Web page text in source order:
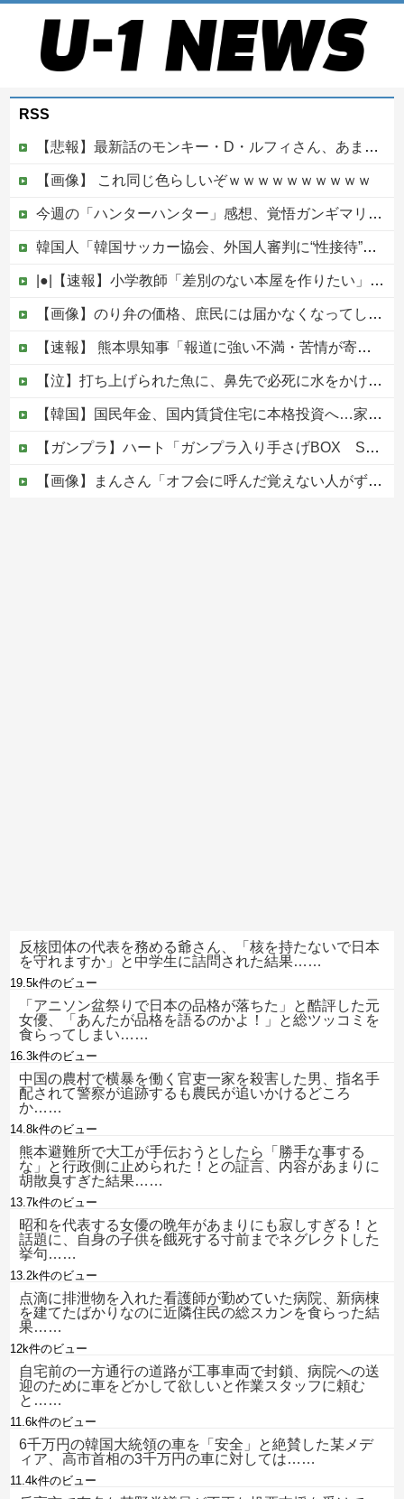
RSS
【悲報】最新話のモンキー・D・ルフィさん、あまりにも情けなさ過ぎて炎上ｗｗｗ
【画像】 これ同じ色らしいぞｗｗｗｗｗｗｗｗｗｗ
今週の「ハンターハンター」感想、覚悟ガンギマリのベンジャミン王子、好感度がストップ高すぎる。もうこいつが王でいいだろｗｗ【417話】
韓国人「韓国サッカー協会、外国人審判に“性接待”報道・・・」→「2002年の審判買収が事実だったのか？」「日本人が言ってたこと正しかったね・・・...
|●|【速報】小学教師「差別のない本屋を作りたい」ヘイト本と認定して排除する差別はきれいな差別ｗｗｗ
【画像】のり弁の価格、庶民には届かなくなってしまう他
【速報】 熊本県知事「報道に強い不満・苦情が寄せられている」→TBSの報道特集がまさにそれな件
【泣】打ち上げられた魚に、鼻先で必死に水をかけてあげる犬が話題
【韓国】国民年金、国内賃貸住宅に本格投資へ…家賃上昇を見込む
【ガンプラ】ハート「ガンプラ入り手さげBOX SDEXスタンダード ガンダムエアリアル (クリアカラー)」【再販決定】
【画像】まんさん「オフ会に呼んだ覚えない人がずっといたので晒すわ」（パシャ）
反核団体の代表を務める爺さん、「核を持たないで日本
を守れますか」と中学生に詰問された結果……
19.5k件のビュー
「アニソン盆祭りで日本の品格が落ちた」と酷評した元
女優、「あんたが品格を語るのかよ！」と総ツッコミを
食らってしまい……
16.3k件のビュー
中国の農村で横暴を働く官吏一家を殺害した男、指名手
配されて警察が追跡するも農民が追いかけるどころ
か……
14.8k件のビュー
熊本避難所で大工が手伝おうとしたら「勝手な事する
な」と行政側に止められた！との証言、内容があまりに
胡散臭すぎた結果……
13.7k件のビュー
昭和を代表する女優の晩年があまりにも寂しすぎる！と
話題に、自身の子供を餓死する寸前までネグレクトした
挙句……
13.2k件のビュー
点滴に排泄物を入れた看護師が勤めていた病院、新病棟
を建てたばかりなのに近隣住民の総スカンを食らった結
果……
12k件のビュー
自宅前の一方通行の道路が工事車両で封鎖、病院への送
迎のために車をどかして欲しいと作業スタッフに頼む
と……
11.6k件のビュー
6千万円の韓国大統領の車を「安全」と絶賛した某メデ
ィア、高市首相の3千万円の車に対しては……
11.4k件のビュー